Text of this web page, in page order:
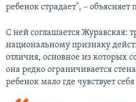
ребенок страдает", – объясняет
С ней соглашается Журавская:
национальному признаку
отличия, основное из которых
она редко ограничивается
ребенок мало где чувствует